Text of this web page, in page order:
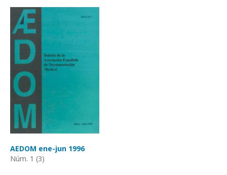
AEDOM ene-jun 1996
Núm. 1 (3)